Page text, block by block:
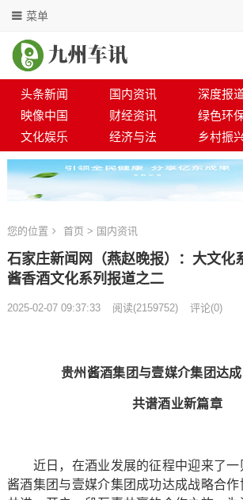
菜单
头条新闻 国内资讯 深度报
映像中国
财经资讯 绿色环
文化娱乐
经济与法 乡村振
您的位置 首页 > 国内资讯
石家庄新闻网（燕赵晚报）：大文化
酱香酒文化系列报道之二
2025-02-07 09:37:33 阅读(2159752) 评论(0)
贵州酱酒集团与壹媒介集团达
共谱酒业新篇章
近日，在酒业发展的征程中迎来了一
酱酒集团与壹媒介集团成功达成战略合